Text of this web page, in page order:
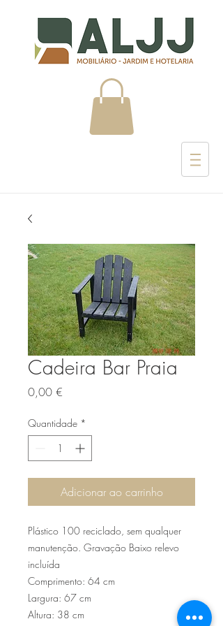
Cadeira Bar Praia
0,00 €
Quantidade *
Adicionar ao carrinho
Plástico 100 reciclado, sem qualquer
manutenção. Gravação Baixo relevo
incluída
Comprimento: 64 cm
Largura: 67 cm
Altura: 38 cm